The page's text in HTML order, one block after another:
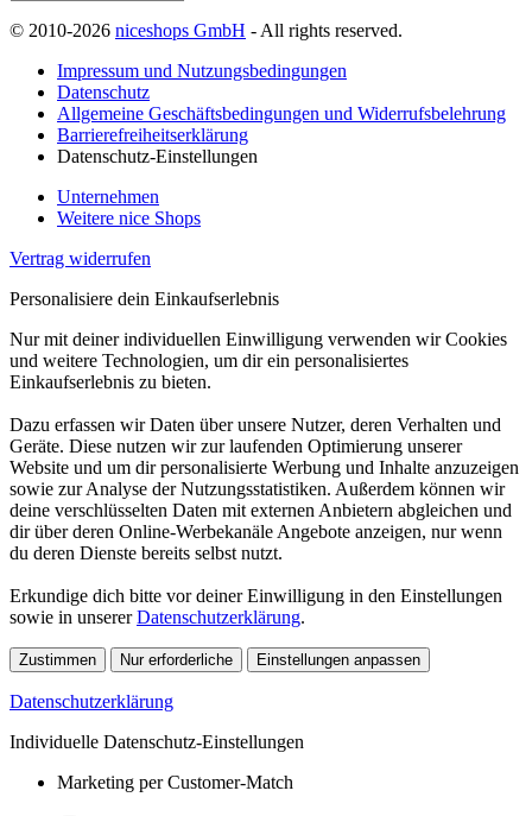
© 2010-2026 niceshops GmbH - All rights reserved.
Impressum und Nutzungsbedingungen
Datenschutz
Allgemeine Geschäftsbedingungen und Widerrufsbelehrung
Barrierefreiheitserklärung
Datenschutz-Einstellungen
Unternehmen
Weitere nice Shops
Vertrag widerrufen
Personalisiere dein Einkaufserlebnis
Nur mit deiner individuellen Einwilligung verwenden wir Cookies
und weitere Technologien, um dir ein personalisiertes
Einkaufserlebnis zu bieten.
Dazu erfassen wir Daten über unsere Nutzer, deren Verhalten und
Geräte. Diese nutzen wir zur laufenden Optimierung unserer
Website und um dir personalisierte Werbung und Inhalte anzuzeigen
sowie zur Analyse der Nutzungsstatistiken. Außerdem können wir
deine verschlüsselten Daten mit externen Anbietern abgleichen und
dir über deren Online-Werbekanäle Angebote anzeigen, nur wenn
du deren Dienste bereits selbst nutzt.
Erkundige dich bitte vor deiner Einwilligung in den Einstellungen
sowie in unsererDatenschutzerklärung.
Zustimmen Nur erforderliche Einstellungen anpassen
Datenschutzerklärung
Individuelle Datenschutz-Einstellungen
Marketing per Customer-Match